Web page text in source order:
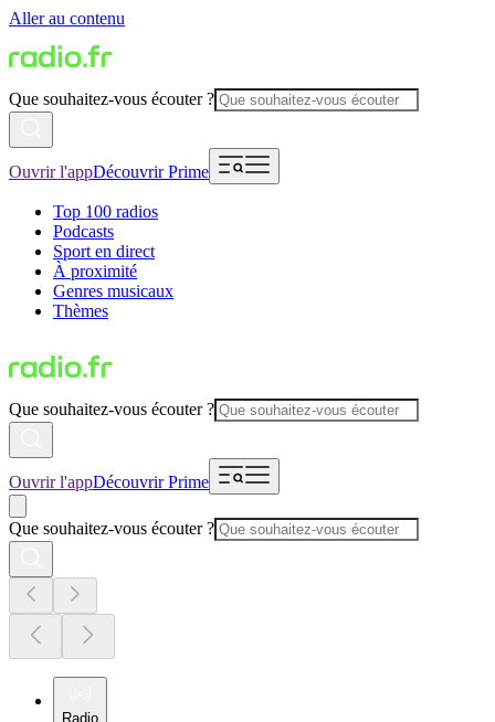
Aller au contenu
Que souhaitez-vous écouter ?
Ouvrir l'appDécouvrir Prime
Top 100 radios
Podcasts
Sport en direct
À proximité
Genres musicaux
Thèmes
Que souhaitez-vous écouter ?
Ouvrir l'appDécouvrir Prime
Que souhaitez-vous écouter ?
Radio